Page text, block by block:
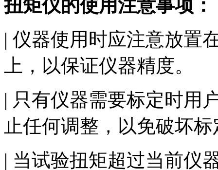
扭矩仪的使用注意事项：
| 仪器使用时应注意放置
上，以保证仪器精度。
| 只有仪器需要标定时用
止任何调整，以免破坏
| 当试验扭矩超过当前仪